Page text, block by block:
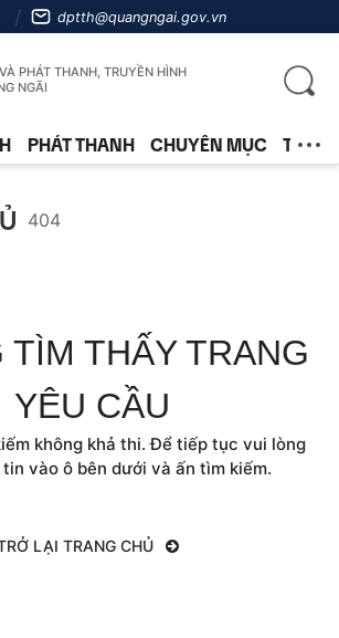
dptth@quangngai.gov.vn
PHÁT THANH, TRUYỀN HÌNH
NGÃI
PHÁT THANH CHUYÊN MỤC TIN
404
TÌM THẤY TRANG
YÊU CẦU
không khả thi. Để tiếp tục vui lòng
vào ô bên dưới và ấn tìm kiếm.
LẠI TRANG CHỦ